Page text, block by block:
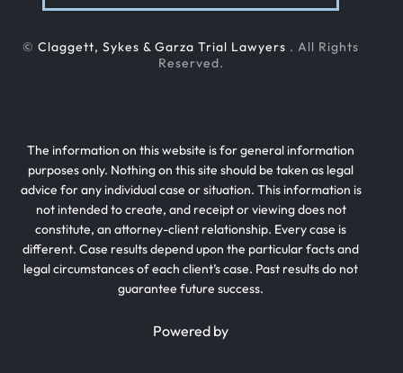
© Claggett, Sykes & Garza Trial Lawyers . All Rights
Reserved.
The information on this website is for general information
purposes only. Nothing on this site should be taken as legal
advice for any individual case or situation. This information is
not intended to create, and receipt or viewing does not
constitute, an attorney-client relationship. Every case is
different. Case results depend upon the particular facts and
legal circumstances of each client’s case. Past results do not
guarantee future success.
Powered by